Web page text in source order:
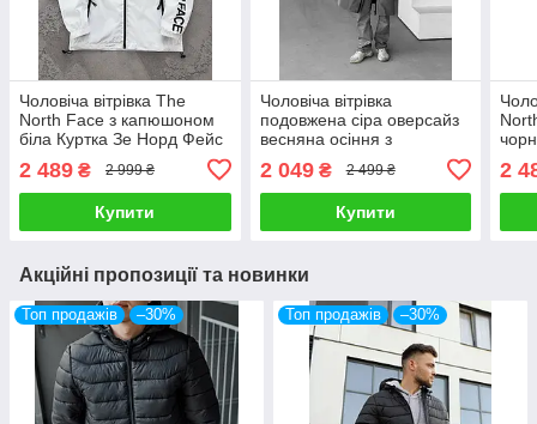
Чоловіча вітрівка The
North Face з капюшоном
біла Куртка Зе Норд Фейс
2 489 ₴ 2 999 ₴
Купити
Чоловіча вітрівка
подовжена сіра оверсайз
весняна осіння з
дощовик
2 049₴ 2 499 ₴
Купити
2
Акційні пропозиції та новинки
Топ продажів –30% Топ продажів –30%